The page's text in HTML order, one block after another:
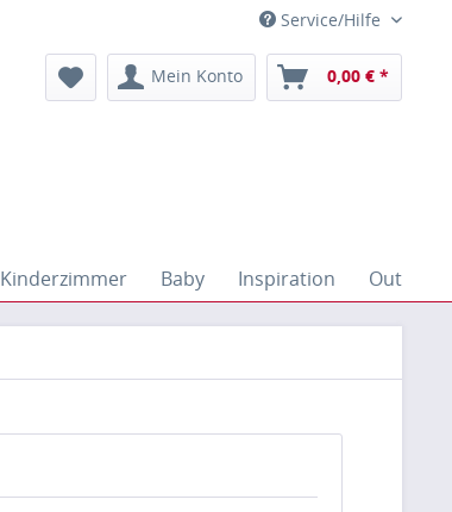
Service/Hilfe
Mein Konto 0,00 € *
Kinderzimmer Baby Inspiration Outdoor